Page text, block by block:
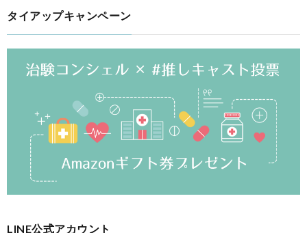
タイアップキャンペーン
LINE公式アカウント